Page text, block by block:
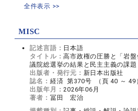
全件表示 >>
MISC
記述言語： 日本語
タイトル：高市政権の圧勝と「岩
議院総選挙の結果と民主主義の課題
出版者・発行元： 新日本出版社
誌名： 経済 第370号 （頁 40 ～ 49
出版年月：2026年06月
著者： 冨田 宏治